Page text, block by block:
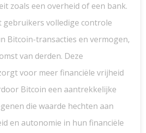
zoals een overheid of een bank.
gebruikers volledige controle
Bitcoin-transacties en vermogen,
van derden. Deze
voor meer financiële vrijheid
Bitcoin een aantrekkelijke
die waarde hechten aan
en autonomie in hun financiële